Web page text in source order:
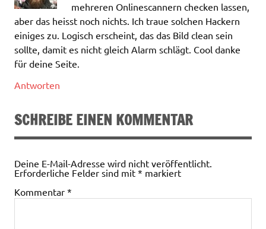
mehreren Onlinescannern checken lassen,
aber das heisst noch nichts. Ich traue solchen Hackern
einiges zu. Logisch erscheint, das das Bild clean sein
sollte, damit es nicht gleich Alarm schlägt. Cool danke
für deine Seite.
Antworten
SCHREIBE EINEN KOMMENTAR
Deine E-Mail-Adresse wird nicht veröffentlicht.
Erforderliche Felder sind mit * markiert
Kommentar *